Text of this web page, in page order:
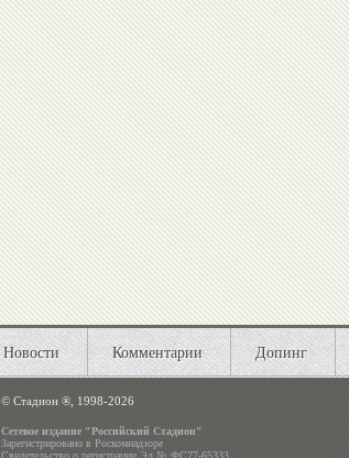
Новости Комментарии Допинг
©Стадион ®, 1998-2026
Сетевое издание "Российский Стадион"
Зарегистрировано в Роскомнадзоре
Свидетельство о регистрации Эл № ФС77-65333